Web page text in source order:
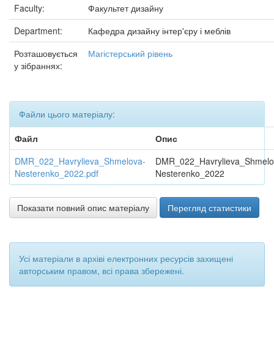
Faculty:
Факультет дизайну
Department:
Кафедра дизайну інтер'єру і меблів
Розташовується
у зібраннях:
Магістерський рівень
Файли цього матеріалу:
Файл
Опис
DMR_022_Havrylieva_Shmelova-
Nesterenko_2022.pdf
Nesterenko_2022
Показати повний опис матеріалу Перегляд статистики
Усі матеріали в архіві електронних ресурсів захищені
авторським правом, всі права збережені.